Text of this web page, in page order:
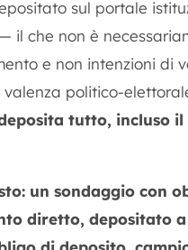
sul portale
il che non è
e non intenzioni di
politico-
tutto, incluso
un sondaggio con
diretto, depositato